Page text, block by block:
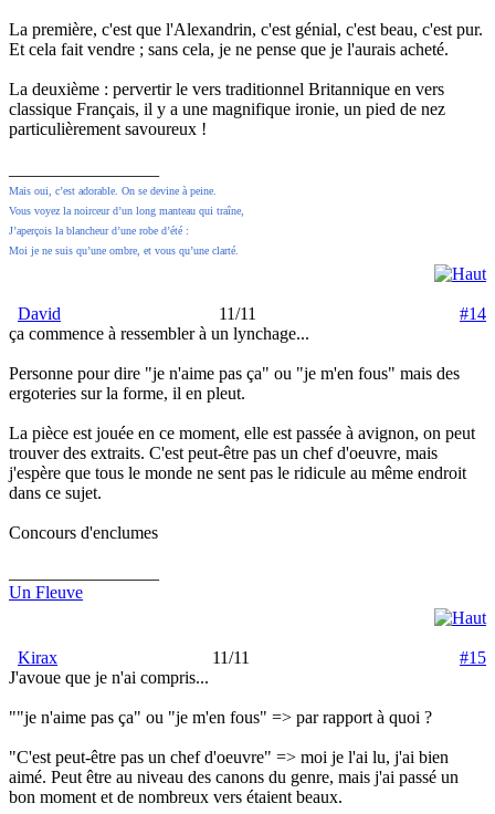
La première, c'est que l'Alexandrin, c'est génial, c'est beau, c'est pur.
Et cela fait vendre ; sans cela, je ne pense que je l'aurais acheté.
La deuxième : pervertir le vers traditionnel Britannique en vers
classique Français, il y a une magnifique ironie, un pied de nez
particulièrement savoureux !
Mais oui, c’est adorable. On se devine à peine.
Vous voyez la noirceur d’un long manteau qui traîne,
J’aperçois la blancheur d’une robe d’été :
Moi je ne suis qu’une ombre, et vous qu’une clarté.
David 11/11
#14
ça commence à ressembler à un lynchage...
Personne pour dire "je n'aime pas ça" ou "je m'en fous" mais des
ergoteries sur la forme, il en pleut.
La pièce est jouée en ce moment, elle est passée à avignon, on peut
trouver des extraits. C'est peut-être pas un chef d'oeuvre, mais
j'espère que tous le monde ne sent pas le ridicule au même endroit
dans ce sujet.
Concours d'enclumes
Un Fleuve
Kirax 11/11
#15
J'avoue que je n'ai compris...
""je n'aime pas ça" ou "je m'en fous" => par rapport à quoi ?
"C'est peut-être pas un chef d'oeuvre" => moi je l'ai lu, j'ai bien
aimé. Peut être au niveau des canons du genre, mais j'ai passé un
bon moment et de nombreux vers étaient beaux.